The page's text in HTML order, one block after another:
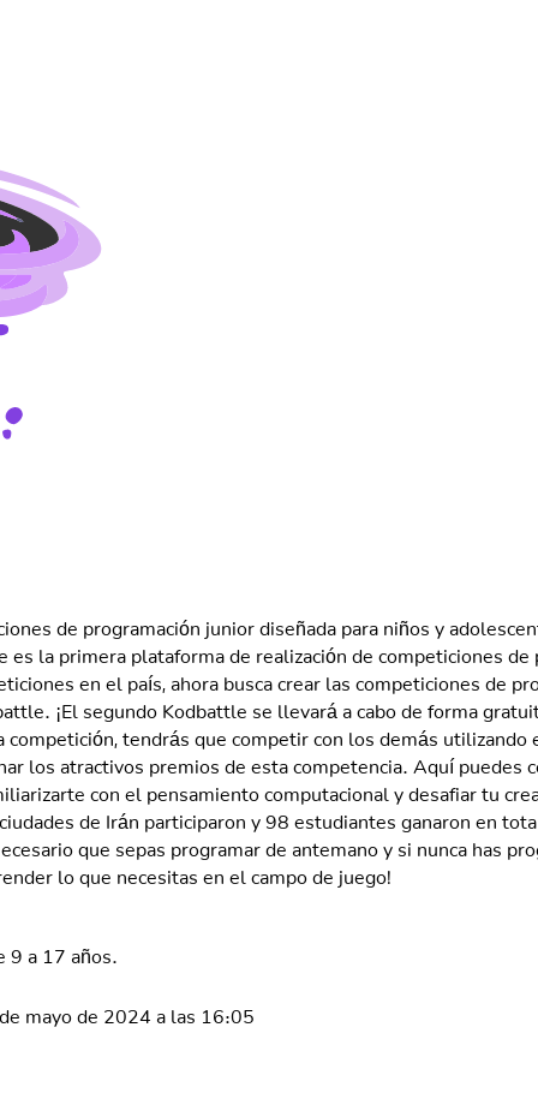
de programación junior diseñada para niños y
es la primera plataforma de realización de competiciones
en el país, ahora busca crear las competiciones de
¡El segundo Kodbattle se llevará a cabo de forma
tendrás que competir con los demás utilizando
los atractivos premios de esta competencia. Aquí puedes
con el pensamiento computacional y desafiar tu
de Irán participaron y 98 estudiantes ganaron en
que sepas programar de antemano y si nunca has
lo que necesitas en el campo de juego!
9 a 17 años.
mayo de 2024 a las 16:05